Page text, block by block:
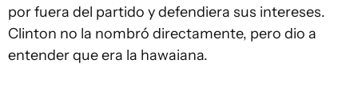
por fuera del partido y defendiera sus intereses.
Clinton no la nombró directamente, pero dio a
entender que era la hawaiana.